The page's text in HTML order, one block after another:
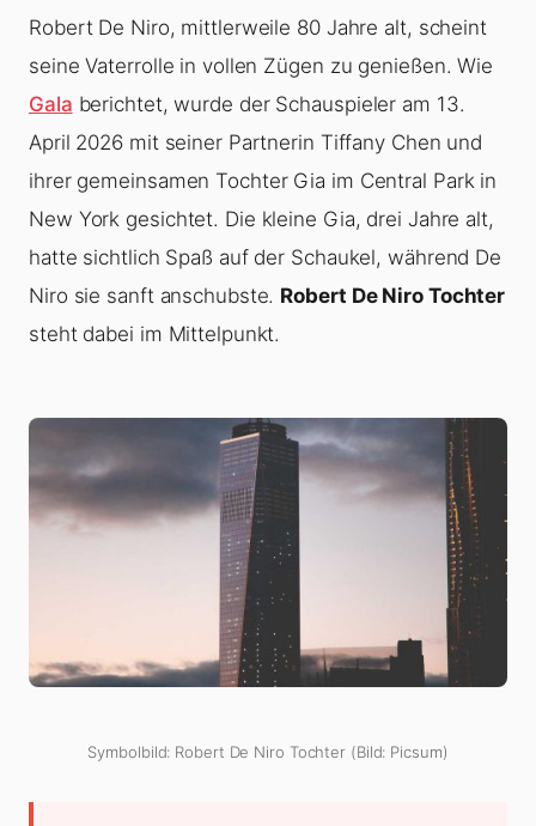
Robert De Niro, mittlerweile 80 Jahre alt, scheint
seine Vaterrolle in vollen Zügen zu genießen. Wie
Gala berichtet, wurde der Schauspieler am 13.
April 2026 mit seiner Partnerin Tiffany Chen und
ihrer gemeinsamen Tochter Gia im Central Park in
New York gesichtet. Die kleine Gia, drei Jahre alt,
hatte sichtlich Spaß auf der Schaukel, während De
Niro sie sanft anschubste. Robert De Niro Tochter
steht dabei im Mittelpunkt.
Symbolbild: Robert De Niro Tochter (Bild: Picsum)